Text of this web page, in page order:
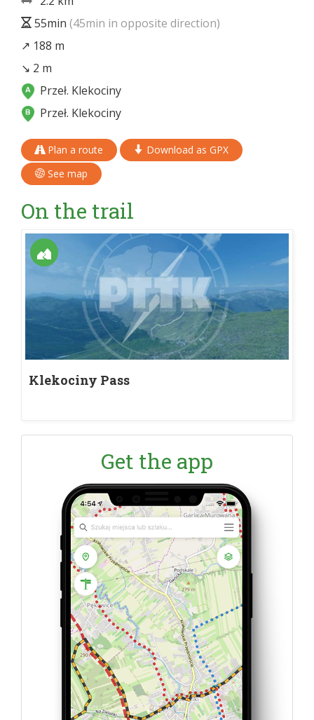
55min (45min in opposite direction)
↗ 188 m
↘ 2 m
Przeł. Klekociny
Przeł. Klekociny
Plan a route
Download as GPX
See map
On the trail
Klekociny Pass
Get the app